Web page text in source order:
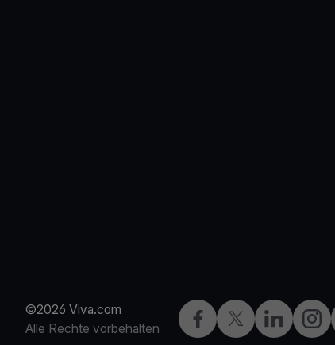
©2026 Viva.com
Alle Rechte vorbehalten
Facebook
X LinkedIn